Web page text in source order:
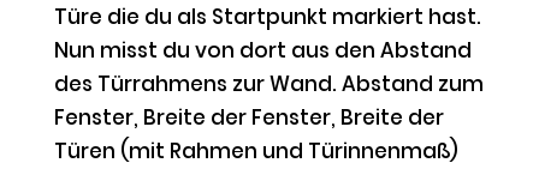
Türe die du als Startpunkt markiert hast.
Nun misst du von dort aus den Abstand
des Türrahmens zur Wand. Abstand zum
Fenster, Breite der Fenster, Breite der
Türen (mit Rahmen und Türinnenmaß)